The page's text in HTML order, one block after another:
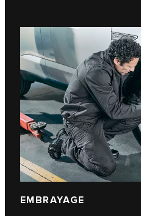
EMBRAYAGE